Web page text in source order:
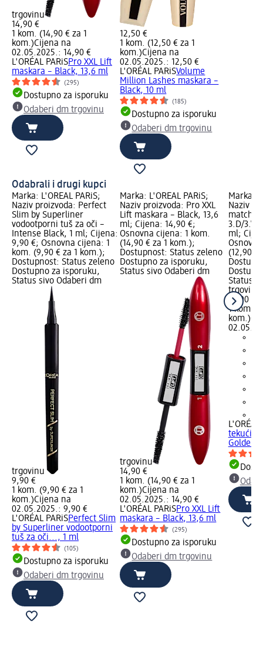
trgovinu
14,90 €
1 kom. (14,90 € za 1
kom.)Cijena na
02.05.2025.: 14,90 €
L'ORÉAL PARiSPro XXL Lift
maskara – Black, 13,6 ml
(295)
Dostupno za isporuku
Odaberi dm trgovinu
12,50 €
1 kom. (12,50 € za 1
kom.)Cijena na
02.05.2025.: 12,50 €
L'ORÉAL PARiSVolume
Million Lashes maskara –
Black, 10 ml
(185)
Dostupno za isporuku
Odaberi dm trgovinu
Odabrali i drugi kupci
Marka: L'ORÉAL PARiS;
Naziv proizvoda: Perfect
Slim by Superliner
vodootporni tuš za oči –
Intense Black, 1 ml; Cijena:
9,90 €; Osnovna cijena: 1
kom. (9,90 € za 1 kom.);
Dostupnost: Status zeleno
Dostupno za isporuku,
Status sivo Odaberi dm
trgovinu
9,90 €
1 kom. (9,90 € za 1
kom.)Cijena na
02.05.2025.: 9,90 €
L'ORÉAL PARiSPerfect Slim
by Superliner vodootporni
tuš za oči..., 1 ml
(105)
Dostupno za isporuku
Odaberi dm trgovinu
Marka: L'ORÉAL PARiS;
Naziv proizvoda: Pro XXL
Lift maskara – Black, 13,6
ml; Cijena: 14,90 €;
Osnovna cijena: 1 kom.
(14,90 € za 1 kom.);
Dostupnost: Status zeleno
Dostupno za isporuku,
Status sivo Odaberi dm
trgovinu
14,90 €
1 kom. (14,90 € za 1
kom.)Cijena na
02.05.2025.: 14,90 €
L'ORÉAL PARiSPro XXL Lift
maskara – Black, 13,6 ml
(295)
Dostupno za isporuku
Odaberi dm trgovinu
Marka:
Naziv
match
3.D/3.W
ml;
(12,90 €
Status
trgovinu
12,90 €
1 kom.
kom.)
L'ORÉAL
tekući
Golden